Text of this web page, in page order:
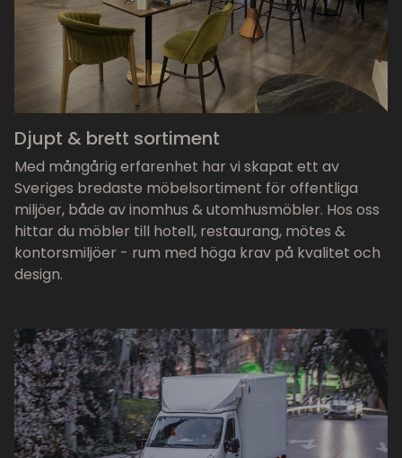
Djupt & brett sortiment
Med mångårig erfarenhet har vi skapat ett av
Sveriges bredaste möbelsortiment för offentliga
miljöer, både av inomhus & utomhusmöbler. Hos oss
hittar du möbler till hotell, restaurang, mötes &
kontorsmiljöer - rum med höga krav på kvalitet och
design.